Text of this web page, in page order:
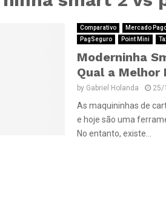
Comparativo Mercado
PagSeguro
Point Mini
Moderninha
Qual a Melhor
by Gabriel Holanda 25/
As maquininhas de
e hoje são uma
No entanto, existe...